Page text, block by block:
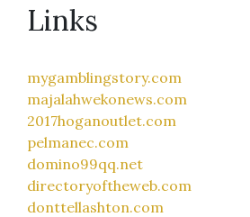
Links
mygamblingstory.com
majalahwekonews.com
2017hoganoutlet.com
pelmanec.com
domino99qq.net
directoryoftheweb.com
donttellashton.com